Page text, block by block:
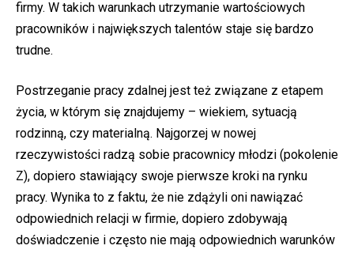
firmy. W takich warunkach utrzymanie wartościowych
pracowników i największych talentów staje się bardzo
trudne.
Postrzeganie pracy zdalnej jest też związane z etapem
życia, w którym się znajdujemy – wiekiem, sytuacją
rodzinną, czy materialną. Najgorzej w nowej
rzeczywistości radzą sobie pracownicy młodzi (pokolenie
Z), dopiero stawiający swoje pierwsze kroki na rynku
pracy. Wynika to z faktu, że nie zdążyli oni nawiązać
odpowiednich relacji w firmie, dopiero zdobywają
doświadczenie i często nie mają odpowiednich warunków